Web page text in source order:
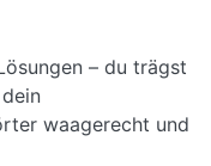
– du trägst
waagerecht und